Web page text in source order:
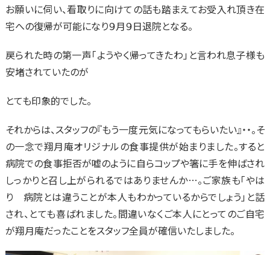
お願いに伺い、看取りに向けての話も踏まえてお受入れ頂き在
宅への復帰が可能になり９月９日退院となる。
戻られた時の第一声「ようやく帰ってきたわ」と言われ息子様も
安堵されていたのが
とても印象的でした。
それからは、スタッフの『もう一度元気になってもらいたい』・・。そ
の一念で翔月庵オリジナルの食事提供が始まりました。すると
病院での食事拒否が嘘のように自らコップや箸に手を伸ばされ
しっかりと召し上がられるではありませんか…。ご家族も「やは
り 病院とは違うことが本人もわかっているからでしょう」と話
され、とても喜ばれました。間違いなくご本人にとってのご自宅
が翔月庵だったことをスタッフ全員が確信いたしました。